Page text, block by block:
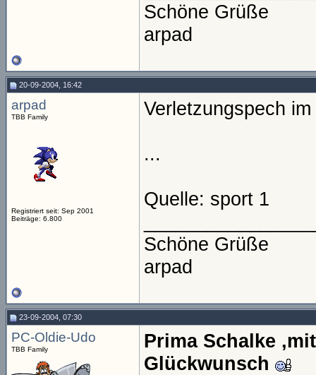
Schöne Grüße
arpad
20-09-2004, 16:42
arpad
TBB Family
Registriert seit: Sep 2001
Beiträge: 6.800
Verletzungspech
...
Quelle: sport 1
Schöne Grüße
arpad
23-09-2004, 07:30
PC-Oldie-Udo
TBB Family
Prima Schalke
Glückwunsch